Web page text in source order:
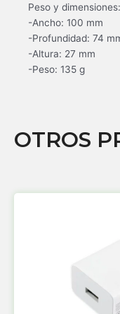
Peso y dimensiones:
-Ancho: 100 mm
-Profundidad: 74
-Altura: 27 mm
-Peso: 135 g
OTROS